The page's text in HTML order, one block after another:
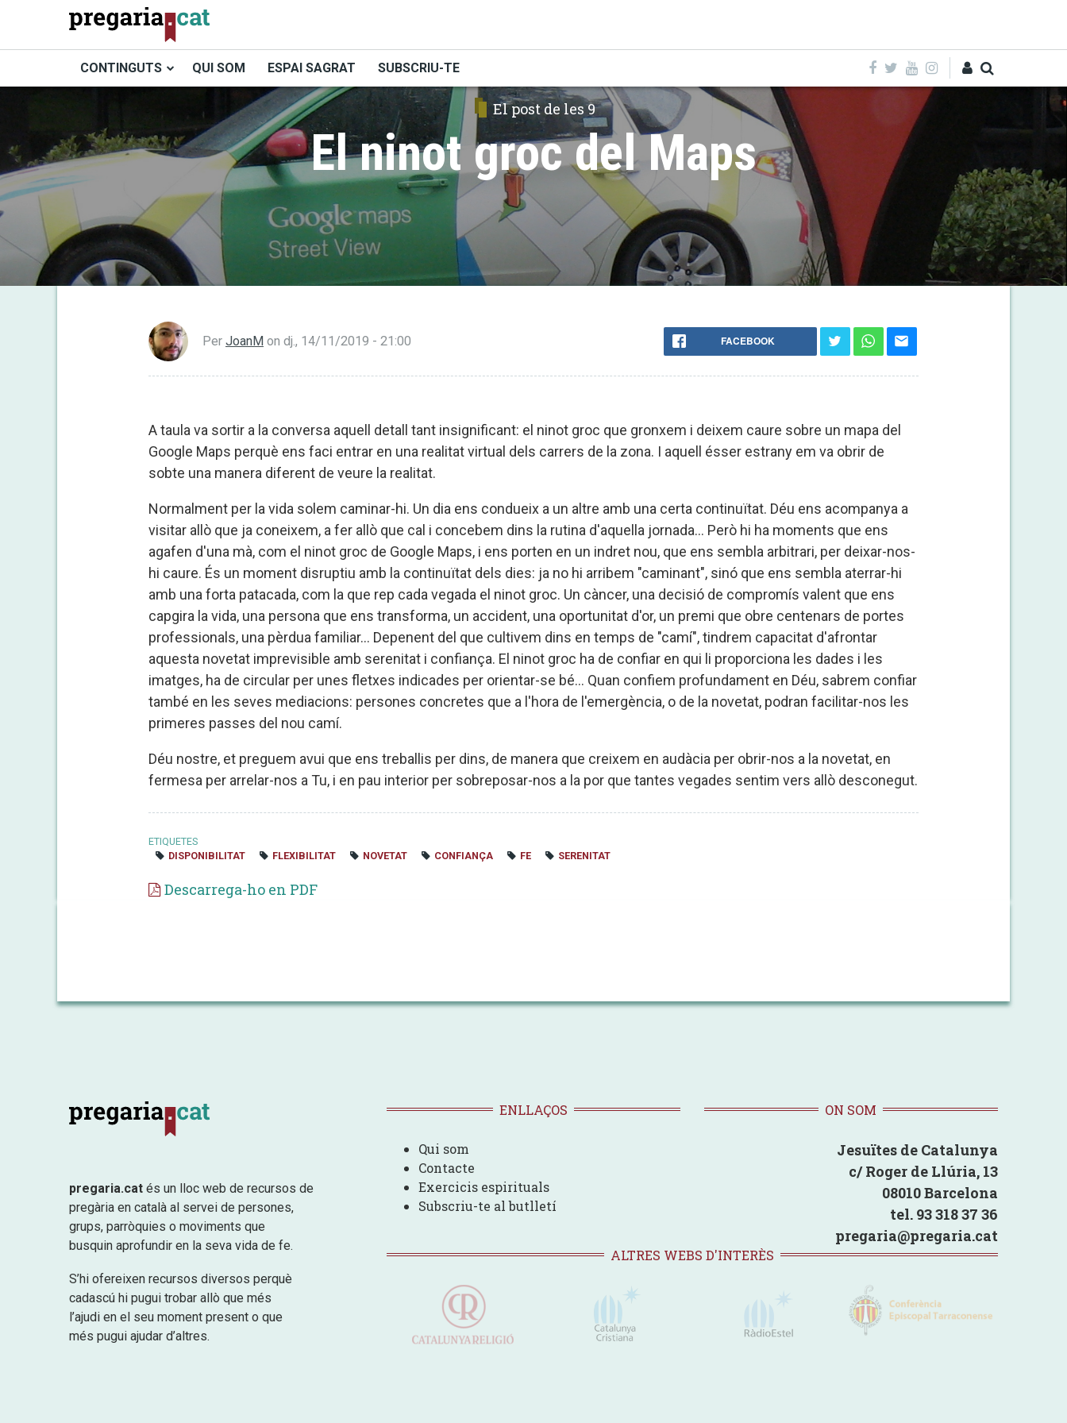
contingut
CONTINGUTS QUI SOM ESPAI SAGRAT SUBSCRIU-TE
El post de les 9
El ninot groc del Maps
Per JoanM on dj., 14/11/2019 - 21:00 FACEBOOK
A taula va sortir a la conversa aquell detall tant insignificant: el ninot groc que gronxem i deixem caure sobre un mapa del
Google Maps perquè ens faci entrar en una realitat virtual dels carrers de la zona. I aquell ésser estrany em va obrir de
sobte una manera diferent de veure la realitat.
Normalment per la vida solem caminar-hi. Un dia ens condueix a un altre amb una certa continuïtat. Déu ens acompanya a
visitar allò que ja coneixem, a fer allò que cal i concebem dins la rutina d'aquella jornada... Però hi ha moments que ens
agafen d'una mà, com el ninot groc de Google Maps, i ens porten en un indret nou, que ens sembla arbitrari, per deixar-nos-
hi caure. És un moment disruptiu amb la continuïtat dels dies: ja no hi arribem "caminant", sinó que ens sembla aterrar-hi
amb una forta patacada, com la que rep cada vegada el ninot groc. Un càncer, una decisió de compromís valent que ens
capgira la vida, una persona que ens transforma, un accident, una oportunitat d'or, un premi que obre centenars de portes
professionals, una pèrdua familiar... Depenent del que cultivem dins en temps de "camí", tindrem capacitat d'afrontar
aquesta novetat imprevisible amb serenitat i confiança. El ninot groc ha de confiar en qui li proporciona les dades i les
imatges, ha de circular per unes fletxes indicades per orientar-se bé... Quan confiem profundament en Déu, sabrem confiar
també en les seves mediacions: persones concretes que a l'hora de l'emergència, o de la novetat, podran facilitar-nos les
primeres passes del nou camí.
Déu nostre, et preguem avui que ens treballis per dins, de manera que creixem en audàcia per obrir-nos a la novetat, en
fermesa per arrelar-nos a Tu, i en pau interior per sobreposar-nos a la por que tantes vegades sentim vers allò desconegut.
ETIQUETES
DISPONIBILITAT
FLEXIBILITAT NOVETAT CONFIANÇA FE SERENITAT
Descarrega-ho en PDF
pregaria.cat és un lloc web de recursos de
pregària en català al servei de persones,
grups, parròquies o moviments que
busquin aprofundir en la seva vida de fe.
S’hi ofereixen recursos diversos perquè
cadascú hi pugui trobar allò que més
l’ajudi en el seu moment present o que
més pugui ajudar d’altres.
ENLLAÇOS
Qui som
Contacte
Exercicis espirituals
Subscriu-te al butlletí
ON SOM
Jesuïtes de Catalunya
c/ Roger de Llúria, 13
08010 Barcelona
tel. 93 318 37 36
pregaria@pregaria.cat
ALTRES WEBS D'INTERÈS